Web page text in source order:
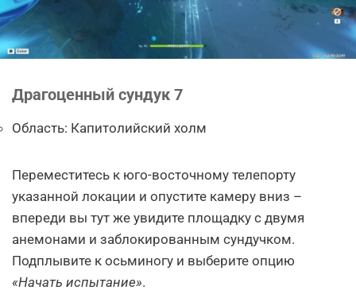
Драгоценный сундук 7
Область: Капитолийский холм
Переместитесь к юго-восточному телепорту
указанной локации и опустите камеру вниз –
впереди вы тут же увидите площадку с двумя
анемонами и заблокированным сундучком.
Подплывите к осьминогу и выберите опцию
«Начать испытание».